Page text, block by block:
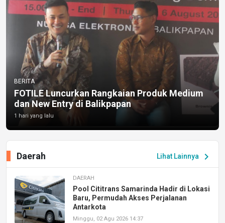
BERITA
FOTILE Luncurkan Rangkaian Produk Medium
dan New Entry di Balikpapan
1 hari yang lalu
Lihat Lainnya chevron_right
Daerah
DAERAH
Pool Cititrans Samarinda Hadir di Lokasi
Baru, Permudah Akses Perjalanan
Antarkota
Minggu, 02 Agu 2026 14:37